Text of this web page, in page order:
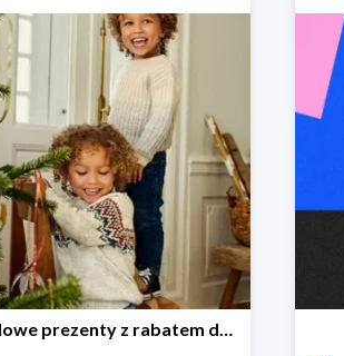
Modowe prezenty z rabatem do -50%